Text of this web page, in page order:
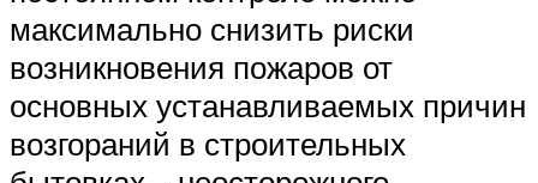
максимально снизить риски
возникновения пожаров от
основных устанавливаемых причин
возгораний в строительных